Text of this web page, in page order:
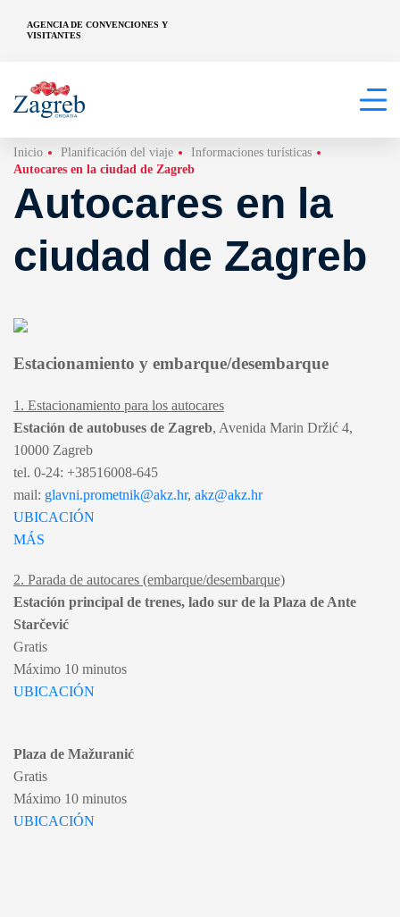
AGENCIA DE CONVENCIONES Y
VISITANTES
Inicio Planificación del viaje
Informaciones turísticas
Autocares en la ciudad de Zagreb
Autocares en la
ciudad de Zagreb
Estacionamiento y embarque/desembarque
1. Estacionamiento para los autocares
Estación de autobuses de Zagreb, Avenida Marin Držić 4,
10000 Zagreb
tel. 0-24: +38516008-645
mail: glavni.prometnik@akz.hr, akz@akz.hr
UBICACIÓN
MÁS
2. Parada de autocares (embarque/desembarque)
Estación principal de trenes, lado sur de la Plaza de Ante
Starčević
Gratis
Máximo 10 minutos
UBICACIÓN
Plaza de Mažuranić
Gratis
Máximo 10 minutos
UBICACIÓN